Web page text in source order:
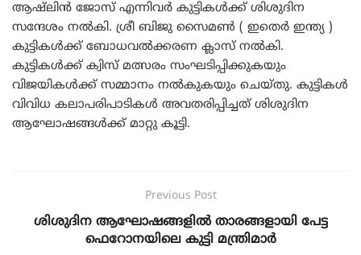
ആഷ്‌ലിൻ ജോസ് എന്നിവർ കുട്ടികൾക്ക് ശിശുദിന
സന്ദേശം നൽകി. ശ്രീ ബിജു സൈമൺ ( ഇതെർ ഇന്ത്യ )
കുട്ടികൾക്ക് ബോധവൽക്കരണ ക്ലാസ് നൽകി.
കുട്ടികൾക്ക് ക്വിസ് മത്സരം സംഘടിപ്പിക്കുകയും
വിജയികൾക്ക് സമ്മാനം നൽകുകയും ചെയ്തു. കുട്ടികൾ
വിവിധ കലാപരിപാടികൾ അവതരിപ്പിച്ചത് ശിശുദിന
ആഘോഷങ്ങൾക്ക് മാറ്റു കൂട്ടി.
Previous Post
ശിശുദിന ആഘോഷങ്ങളിൽ താരങ്ങളായി പേട്ട
ഫെറോനയിലെ കുട്ടി മന്ത്രിമാർ